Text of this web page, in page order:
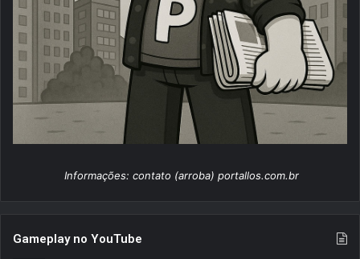
Informações: contato (arroba) portallos.com.br
Gameplay no YouTube